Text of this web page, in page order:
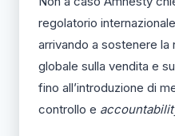
regolatorio
arrivando a sostenere la
globale sulla vendita e
fino all’introduzione di
controllo e